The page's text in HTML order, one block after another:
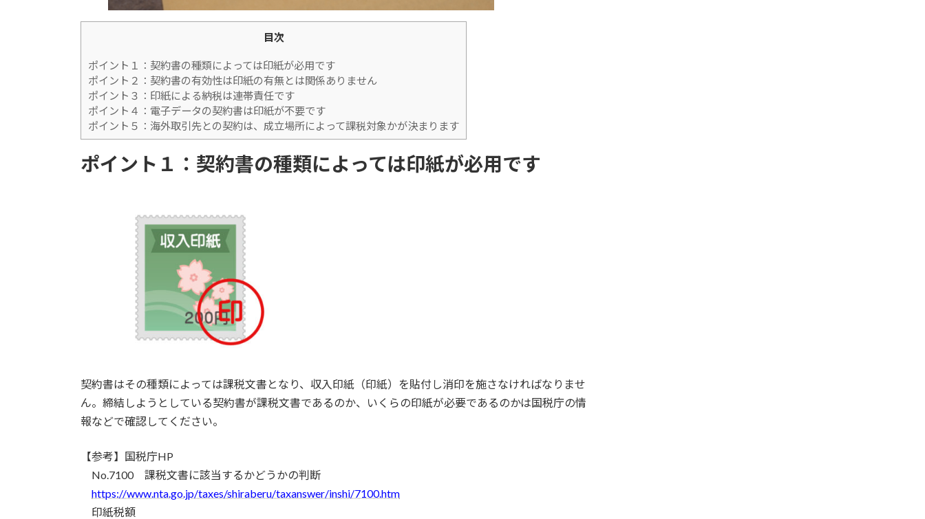
目次
ポイント１：契約書の種類によっては印紙が必用です
ポイント２：契約書の有効性は印紙の有無とは関係ありません
ポイント３：印紙による納税は連帯責任です
ポイント４：電子データの契約書は印紙が不要です
ポイント５：海外取引先との契約は、成立場所によって課税対象かが決まります
ポイント１：契約書の種類によっては印紙が必用です
契約書はその種類によっては課税文書となり、収入印紙（印紙）を貼付し消印を施さなければなりませ
ん。締結しようとしている契約書が課税文書であるのか、いくらの印紙が必要であるのかは国税庁の情
報などで確認してください。
【参考】国税庁HP
No.7100 課税文書に該当するかどうかの判断
https://www.nta.go.jp/taxes/shiraberu/taxanswer/inshi/7100.htm
印紙税額